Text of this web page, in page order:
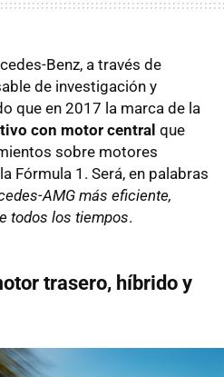
Benz, a través de
de investigación y
que en 2017 la marca de la
con motor central que
sobre motores
Fórmula 1. Será, en palabras
AMG más eficiente,
todos los tiempos.
trasero, híbrido y